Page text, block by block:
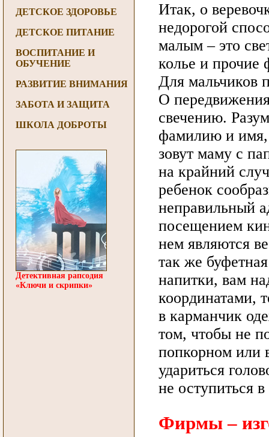
ДЕТСКОЕ ЗДОРОВЬЕ
ДЕТСКОЕ ПИТАНИЕ
ВОСПИТАНИЕ И
ОБУЧЕНИЕ
РАЗВИТИЕ ВНИМАНИЯ
ЗАБОТА И ЗАЩИТА
ШКОЛА ДОБРОТЫ
Детективная рапсодия
«Ключи и скрипки»
Итак, о
недорогой
малым – это
колье и прочие
Для мальчиков
О
свечению.
фамилию и имя,
зовут маму с
на крайний
ребенок
неправильный
посещением
нем являются
так же
напитки, вам
координатами,
в карманчик
том, чтобы не
попкорном или
удариться
не оступиться
Фирмы –